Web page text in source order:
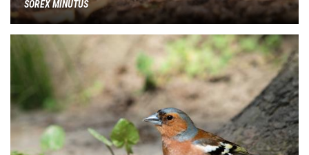
SOREX MINUTUS